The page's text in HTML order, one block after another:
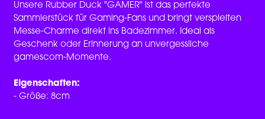
Unsere Rubber Duck "GAMER" ist das perfekte
Sammlerstück für Gaming-Fans und bringt verspielten
Messe-Charme direkt ins Badezimmer. Ideal als
Geschenk oder Erinnerung an unvergessliche
gamescom-Momente.
Eigenschaften:
- Größe: 8cm